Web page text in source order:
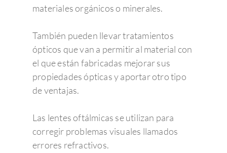
materiales orgánicos o minerales.
También pueden llevar tratamientos
ópticos que van a permitir al material con
el que están fabricadas mejorar sus
propiedades ópticas y aportar otro tipo
de ventajas.
Las lentes oftálmicas se utilizan para
corregir problemas visuales llamados
errores refractivos.